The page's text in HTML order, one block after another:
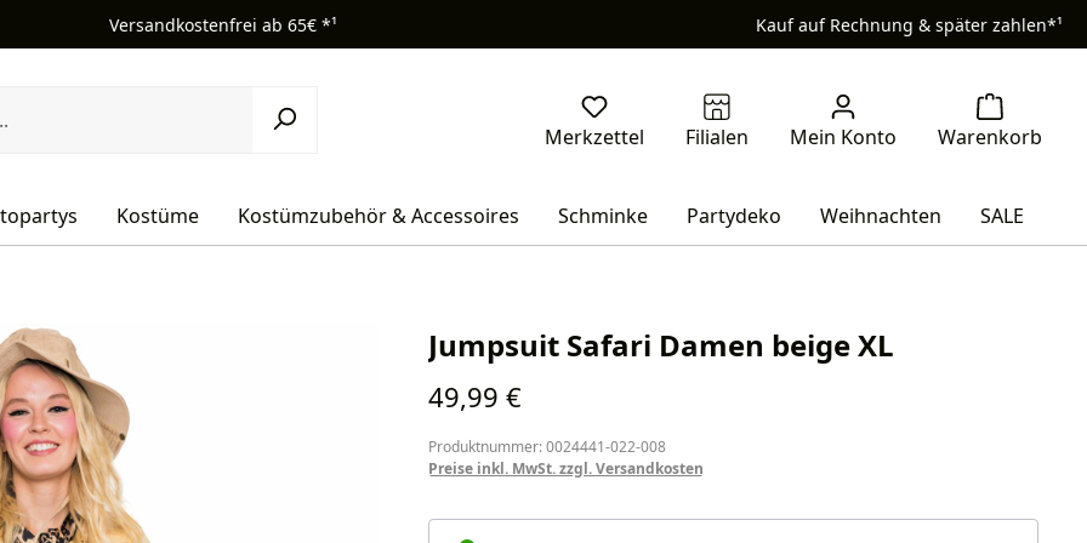
Versandkostenfrei ab 65€ *¹ Kauf auf Rechnung & später zahlen*¹
Kostüme Kostümzubehör & Accessoires Schminke Partydeko Weihnachten SALE
Jumpsuit Safari Damen beige XL
Regulärer Preis:
49,99 €
Produktnummer: 0024441-022-008
Preise inkl. MwSt. zzgl. Versandkosten